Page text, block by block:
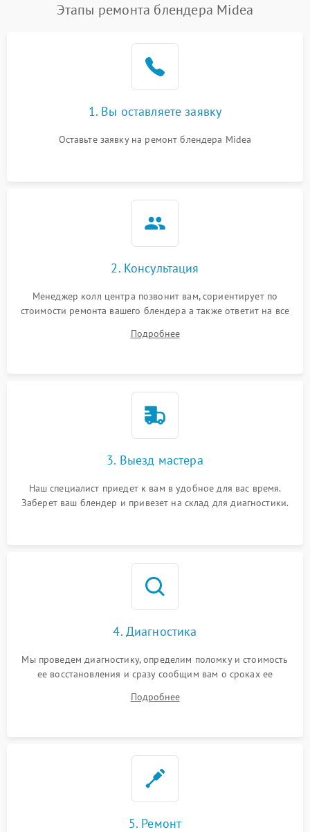
Этапы ремонта блендера Midea
1. Вы оставляете заявку
Оставьте заявку на ремонт блендера Midea
2. Консультация
Менеджер колл центра позвонит вам, сориентирует по
стоимости ремонта вашего блендера а также ответит на все
Подробнее
3. Выезд мастера
Наш специалист приедет к вам в удобное для вас время.
Заберет ваш блендер и привезет на склад для диагностики.
4. Диагностика
Мы проведем диагностику, определим поломку и стоимость
ее восстановления и сразу сообщим вам о сроках ее
Подробнее
5. Ремонт